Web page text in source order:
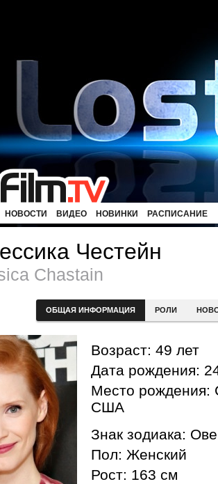
НОВОСТИ ВИДЕО НОВИНКИ РАСПИСАНИЕ
Честейн
Chastain
ОБЩАЯ ИНФОРМАЦИЯ РОЛИ
Возраст: 49 лет
Дата рождения:
Место рождения:
США
Знак зодиака:
Пол: Женский
Рост: 163 см